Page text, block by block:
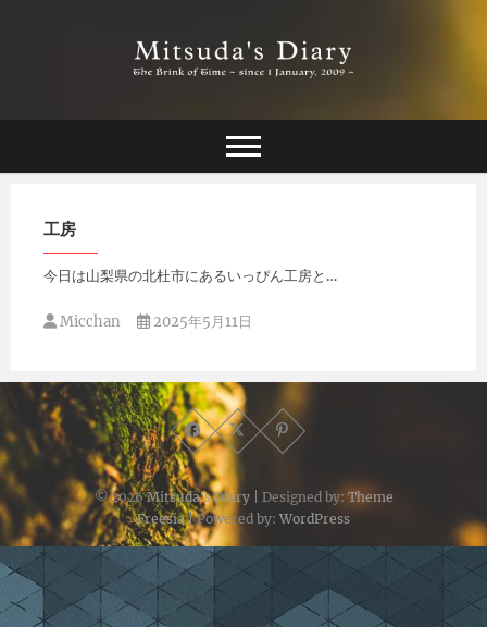
Mitsuda's Diary
工房
今日は山梨県の北杜市にあるいっぴん工房と…
Micchan 2025年5月11日
© 2026Mitsuda's Diary| Designed by: Theme
Freesia| Powered by: WordPress